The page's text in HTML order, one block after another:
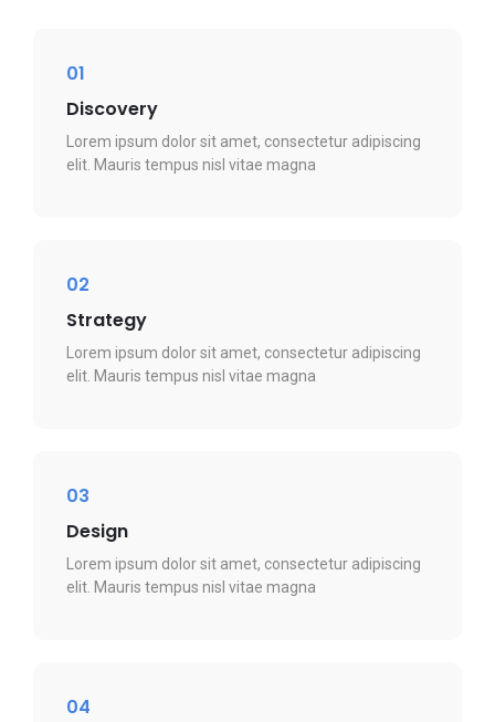
01
Discovery
Lorem ipsum dolor sit amet, consectetur adipiscing
elit. Mauris tempus nisl vitae magna
02
Strategy
Lorem ipsum dolor sit amet, consectetur adipiscing
elit. Mauris tempus nisl vitae magna
03
Design
Lorem ipsum dolor sit amet, consectetur adipiscing
elit. Mauris tempus nisl vitae magna
04